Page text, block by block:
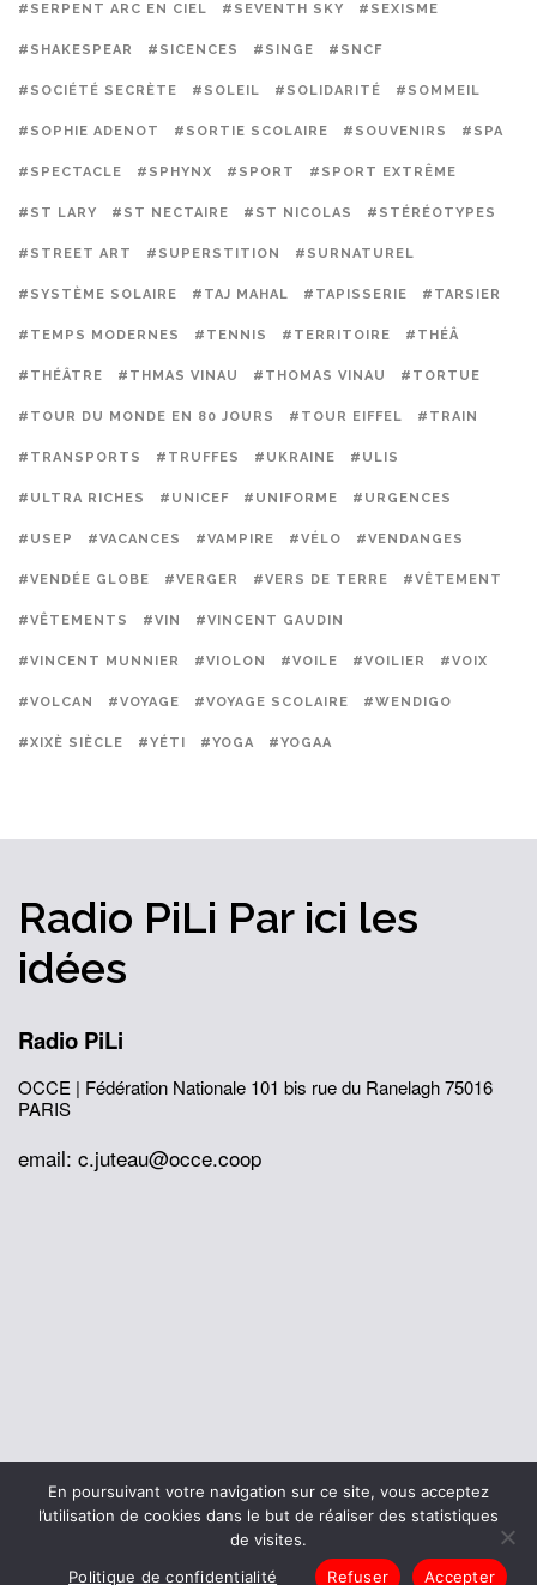
#SERPENT ARC EN CIEL #SEVENTH SKY #SEXISME
#SHAKESPEAR #SICENCES #SINGE #SNCF
#SOCIÉTÉ SECRÈTE #SOLEIL #SOLIDARITÉ #SOMMEIL
#SOPHIE ADENOT #SORTIE SCOLAIRE #SOUVENIRS #SPA
#SPECTACLE #SPHYNX #SPORT #SPORT EXTRÊME
#ST LARY #ST NECTAIRE #ST NICOLAS #STÉRÉOTYPES
#STREET ART #SUPERSTITION #SURNATUREL
#SYSTÈME SOLAIRE #TAJ MAHAL #TAPISSERIE #TARSIER
#TEMPS MODERNES #TENNIS #TERRITOIRE #THÉÂ
#THÉÂTRE #THMAS VINAU #THOMAS VINAU #TORTUE
#TOUR DU MONDE EN 80 JOURS #TOUR EIFFEL #TRAIN
#TRANSPORTS #TRUFFES #UKRAINE #ULIS
#ULTRA RICHES #UNICEF #UNIFORME #URGENCES
#USEP #VACANCES #VAMPIRE #VÉLO #VENDANGES
#VENDÉE GLOBE #VERGER #VERS DE TERRE #VÊTEMENT
#VÊTEMENTS #VIN #VINCENT GAUDIN
#VINCENT MUNNIER #VIOLON #VOILE #VOILIER #VOIX
#VOLCAN #VOYAGE #VOYAGE SCOLAIRE #WENDIGO
#XIXÈ SIÈCLE #YÉTI #YOGA #YOGAA
Radio PiLi Par ici les
idées
Radio PiLi
OCCE | Fédération Nationale 101 bis rue du Ranelagh75016
PARIS
email: c.juteau@occe.coop
© 2026 Office Central de la Coopération à l'École
Mentions légales
Politique de confidentialité
L’histoire de I’OCCE
En poursuivant votre navigation sur ce site, vous acceptez
l’utilisation de cookies dans le but de réaliser des statistiques
de visites.
Accepter
Refuser
Politique de confidentialité